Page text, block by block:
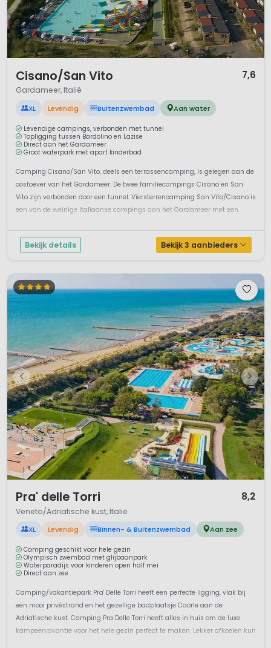
Cisano/San Vito 7,6
Gardameer, Italië
XL Levendig Buitenzwembad Aan water
Levendige campings, verbonden met tunnel
Topligging tussen Bardolino en Lazise
Direct aan het Gardameer
Groot waterpark met apart kinderbad
Camping Cisano/San Vito, deels een terrassencamping, is gelegen aan de
oostoever van het Gardameer. De twee familiecampings Cisano en San
Vito zijn verbonden door een tunnel. Viersterrencamping San Vito/Cisano is
een van de weinige Italiaanse campings aan het Gardameer met een
Bekijk details Bekijk 3 aanbieders
Pra' delle Torri 8,2
Veneto/Adriatische kust, Italië
XL Levendig Binnen- & Buitenzwembad Aan zee
Camping geschikt voor hele gezin
Olympisch zwembad met glijbaanpark
Waterparadijs voor kinderen open half mei
Direct aan zee
Camping/vakantiepark Pra' Delle Torri heeft een perfecte ligging, vlak bij
een mooi privéstrand en het gezellige badplaatsje Caorle aan de
Adriatische kust. Camping Pra Delle Torri heeft alles in huis om de luxe
kampeervakantie voor het hele gezin perfect te maken. Lekker afkoelen kun